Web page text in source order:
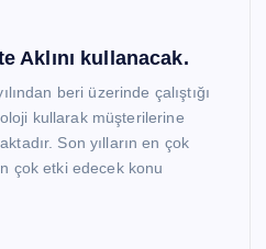
Aklını kullanacak.
beri üzerinde çalıştığı
kullarak müşterilerine
Son yılların en çok
çok etki edecek konu